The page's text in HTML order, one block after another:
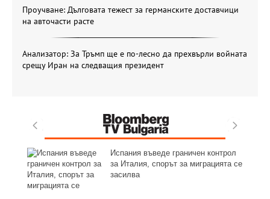
Проучване: Дълговата тежест за германските доставчици
на авточасти расте
Анализатор: За Тръмп ще е по-лесно да прехвърли войната
срещу Иран на следващия президент
Испания въведе граничен контрол
за Италия, спорът за миграцията се
засилва